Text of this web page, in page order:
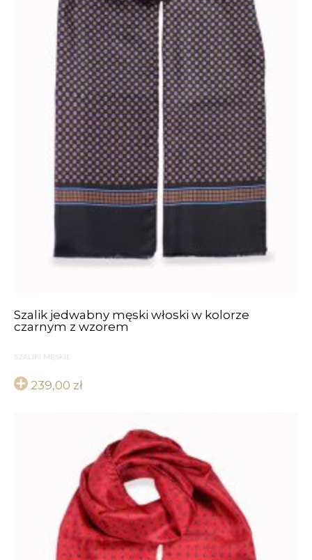
Szalik jedwabny męski włoski w kolorze
czarnym z wzorem
SZALIKI MĘSKIE
239,00 zł